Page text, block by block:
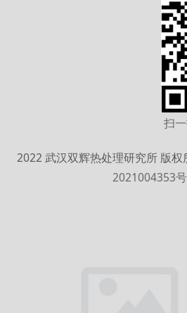
扫
2022 武汉双辉热处理研究所 版
2021004353